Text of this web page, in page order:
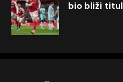
bio bliži